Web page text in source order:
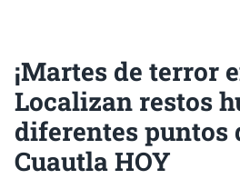
¡Martes de terror
Localizan restos
diferentes puntos
Cuautla HOY